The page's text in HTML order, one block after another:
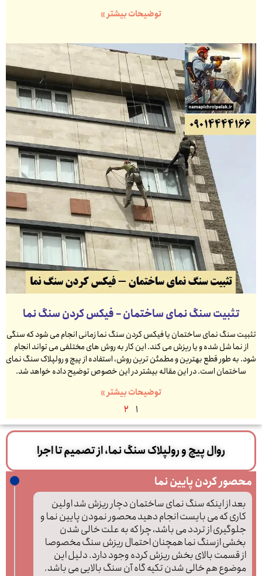
توضیحات بیشتر »
تثبیت سنگ نمای ساختمان – فیکس کردن سنگ نما
تثبیت سنگ نمای ساختمان یا فیکس کردن سنگ نما زمانی انجام می شود که سنگی
از نما شل شده و یا ریزش می کند. این کار به روش های مختلفی می تواند انجام
شود. به طور قطع بهترین و مطمئن ترین روش، استفاده از پیچ و رولپلاک سنگ نمای
ساختمان است. در این مقاله بیشتر در این خصوص توضیح داده خواهد شد.
توضیحات بیشتر »
1
2
روال پیچ و رولپلاک سنگ نما، از تصمیم تا اجرا
محصور کردن پایین نما
بعد از اینکه سنگ نمای ساختمان دچار ریزش شد اولین
کاری که می بایست انجام دهید محصور نمودن پایین نما و
جلوگیری از تردد می باشد، چرا که به علت خالی شدن
بخشی ازسنگ نما همچنان احتمال ریزش سنگ مخصوصا
از قسمت بالای بخش ریزش کرده وجود دارد. دلیل این
موضوع هم خالی شدن تکیه گاه آن سنگ بالایی می باشد.